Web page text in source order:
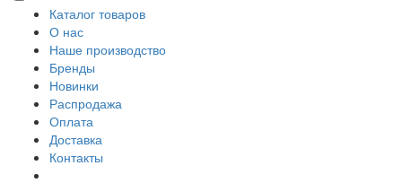
Каталог товаров
О нас
Наше производство
Бренды
Новинки
Распродажа
Оплата
Доставка
Контакты